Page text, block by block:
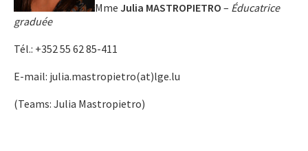
Mme Julia MASTROPIETRO – Éducatrice
graduée
Tél.: +352 55 62 85-411
E-mail: julia.mastropietro(at)lge.lu
(Teams: Julia Mastropietro)